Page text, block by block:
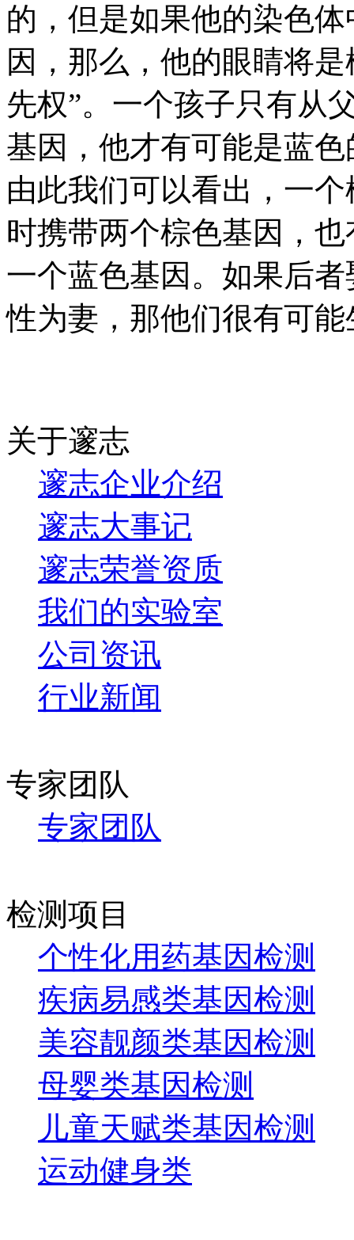
的，但是如果他的染色
因，那么，他的眼睛将
先权”。一个孩子只有从
基因，他才有可能是蓝
由此我们可以看出，一
时携带两个棕色基因，
一个蓝色基因。如果后
性为妻，那他们很有可
关于邃志
邃志企业介绍
邃志大事记
邃志荣誉资质
我们的实验室
公司资讯
行业新闻
专家团队
专家团队
检测项目
个性化用药基因检测
疾病易感类基因检测
美容靓颜类基因检测
母婴类基因检测
儿童天赋类基因检测
运动健身类